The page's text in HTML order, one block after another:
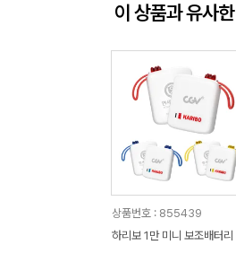
이 상품과 유사한
상품번호 : 855439
하리보 1만 미니 보조배터리